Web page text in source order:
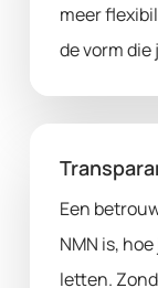
meer
de vorm
Een
NMN is,
letten.